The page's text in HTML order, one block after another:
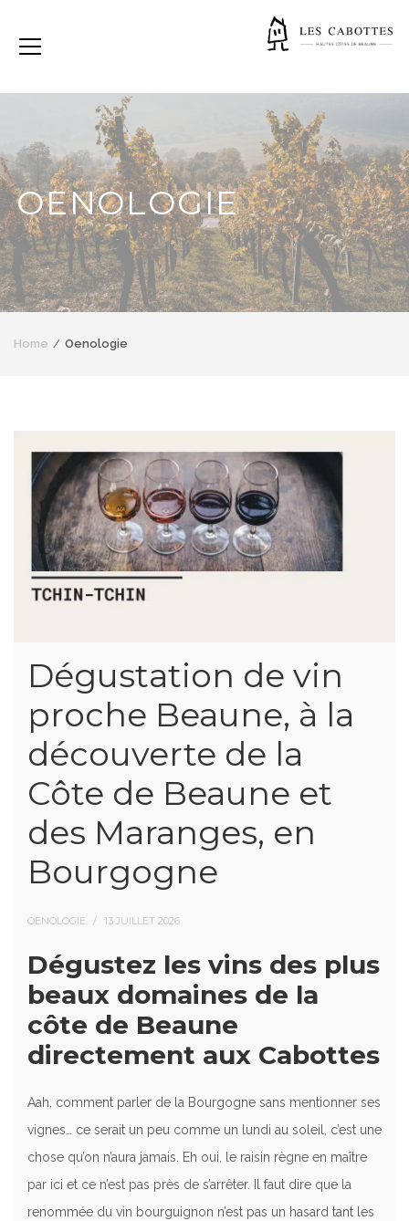
OENOLOGIE
Home Oenologie
Dégustation de vin
proche Beaune, à la
découverte de la
Côte de Beaune et
des Maranges, en
Bourgogne
OENOLOGIE 13 JUILLET 2026
Dégustez les vins des plus
beaux domaines de la
côte de Beaune
directement aux Cabottes
Aah, comment parler de la Bourgogne sans mentionner ses
vignes… ce serait un peu comme un lundi au soleil, c’est une
chose qu’on n’aura jamais. Eh oui, le raisin règne en maître
par ici et ce n’est pas près de s’arrêter. Il faut dire que la
renommée du vin bourguignon n’est pas un hasard tant les